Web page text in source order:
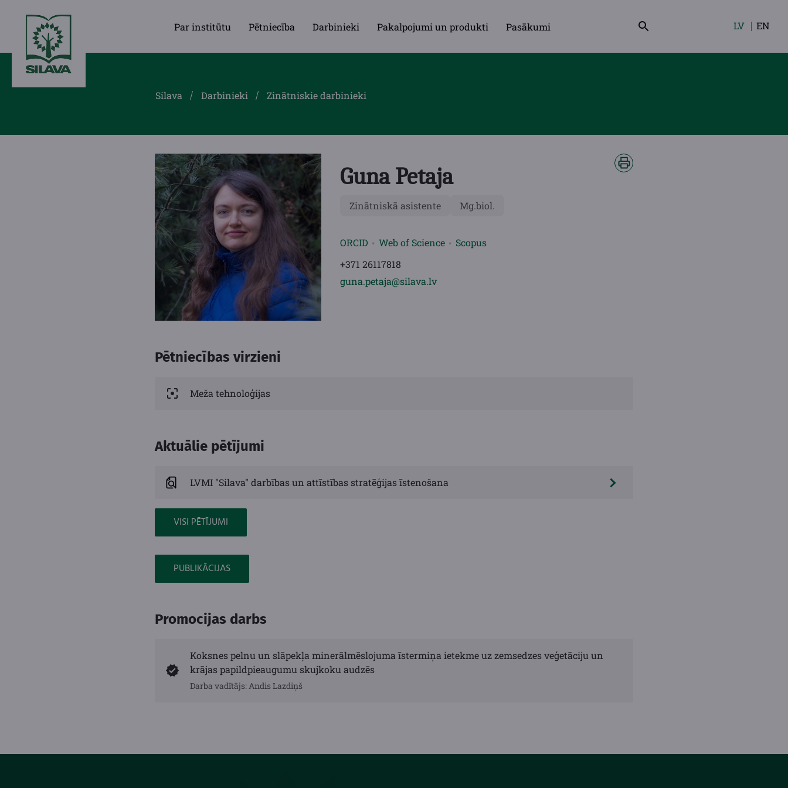
Par institūtu Pētniecība Darbinieki Pakalpojumi un produkti Pasākumi
Izvēlieties
LV EN
Silava Darbinieki Zinātniskie darbinieki
Guna Petaja
Zinātniskā asistente Mg.biol.
ORCID Web of Science
Scopus
+371 26117818
guna.petaja@silava.lv
Pētniecības virzieni
Meža tehnoloģijas
Aktuālie pētījumi
LVMI "Silava" darbības un attīstības stratēģijas īstenošana
VISI PĒTĪJUMI
PUBLIKĀCIJAS
Promocijas darbs
Koksnes pelnu un slāpekļa minerālmēslojuma īstermiņa ietekme uz zemsedzes veģetāciju un
krājas papildpieaugumu skujkoku audzēs
Darba vadītājs: Andis Lazdiņš